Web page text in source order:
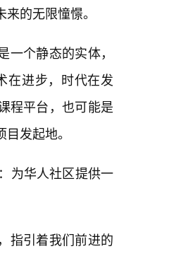
的无限憧憬。
个静态的实体，
在进步，时代在发
程平台，也可能是
发起地。
为华人社区提供一
指引着我们前进的